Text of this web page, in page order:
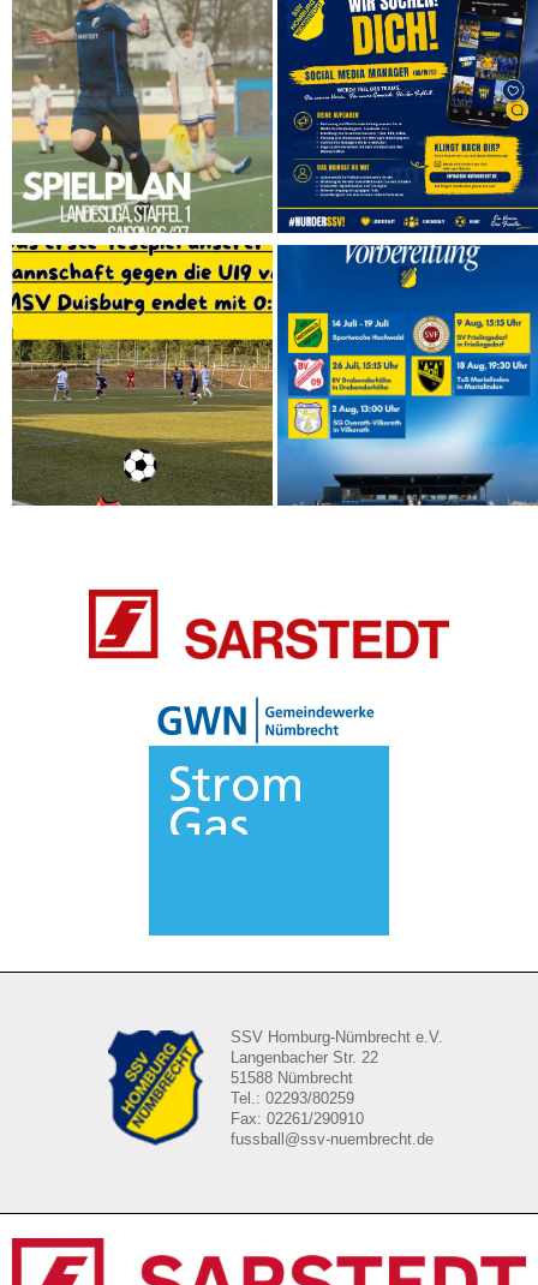
SSV Homburg-Nümbrecht e.V.
Langenbacher Str. 22
51588 Nümbrecht
Tel.: 02293/80259
Fax: 02261/290910
fussball@ssv-nuembrecht.de